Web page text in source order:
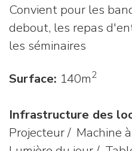
Convient pour les
debout, les repas
les séminaires
Surface: 140m2
Infrastructure des
Projecteur / Machine